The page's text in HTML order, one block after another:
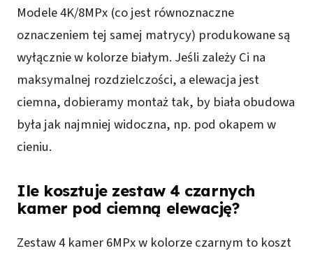
Modele 4K/8MPx (co jest równoznaczne
oznaczeniem tej samej matrycy) produkowane są
wyłącznie w kolorze białym. Jeśli zależy Ci na
maksymalnej rozdzielczości, a elewacja jest
ciemna, dobieramy montaż tak, by biała obudowa
była jak najmniej widoczna, np. pod okapem w
cieniu.
Ile kosztuje zestaw 4 czarnych
kamer pod ciemną elewację?
Zestaw 4 kamer 6MPx w kolorze czarnym to koszt